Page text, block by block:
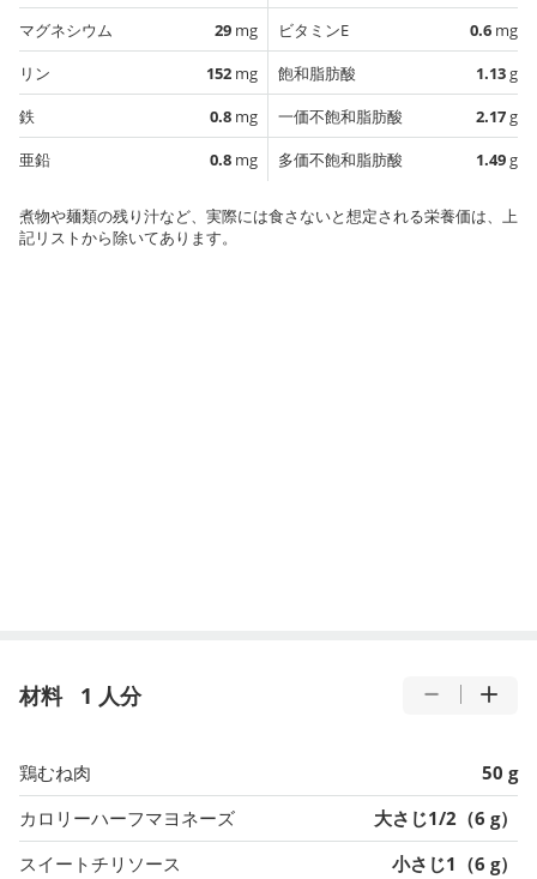
マグネシウム
29 mg
リン
152 mg
鉄
0.8 mg
亜鉛
0.8 mg
ビタミンE
0.6 mg
飽和脂肪酸
1.13g
一価不飽和脂肪酸
2.17g
多価不飽和脂肪酸
1.49g
煮物や麺類の残り汁など、実際には食さないと想定される栄養価は、上
記リストから除いてあります。
材料 1 人分
鶏むね肉
50 g
カロリーハーフマヨネーズ
大さじ1/2（6 g）
スイートチリソース
小さじ1（6 g）